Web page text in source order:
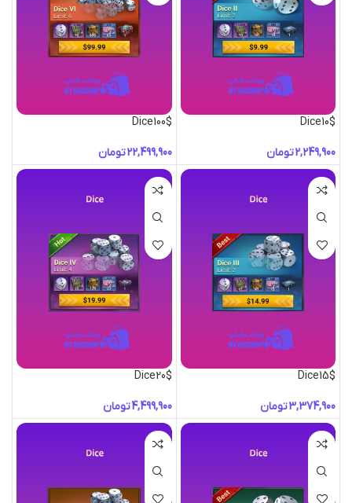
Dice10$
تومان
Dice100$
تومان
Dice15$
تومان
Dice20$
تومان